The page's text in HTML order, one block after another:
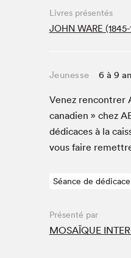
Café La Presse
Espace Côte-des-
La lecture en
Le grand jeu de
de Montréal
Lettres
Louisiane
Mur des
Livres présentés
JOHN WARE
Jeunesse 6 à 9
Venez ren­con­tr­er
cana­di­en » chez
dédi­caces à la
vous faire
Séance de dédicace
Présenté par
MOSAÏQUE